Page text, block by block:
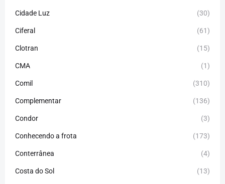
Cidade Luz (30)
Ciferal (61)
Clotran (15)
CMA (1)
Comil (310)
Complementar (136)
Condor (3)
Conhecendo a frota (173)
Conterrânea (4)
Costa do Sol (13)